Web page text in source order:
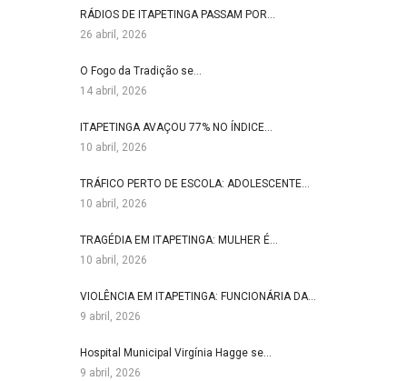
RÁDIOS DE ITAPETINGA PASSAM POR…
26 abril, 2026
O Fogo da Tradição se…
14 abril, 2026
ITAPETINGA AVAÇOU 77% NO ÍNDICE…
10 abril, 2026
TRÁFICO PERTO DE ESCOLA: ADOLESCENTE…
10 abril, 2026
TRAGÉDIA EM ITAPETINGA: MULHER É…
10 abril, 2026
VIOLÊNCIA EM ITAPETINGA: FUNCIONÁRIA DA…
9 abril, 2026
Hospital Municipal Virgínia Hagge se…
9 abril, 2026